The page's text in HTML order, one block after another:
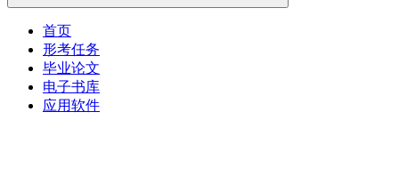
首页
形考任务
毕业论文
电子书库
应用软件